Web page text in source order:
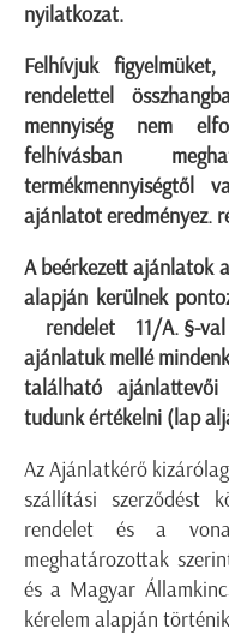
nyilatkozat.
Felhívjuk
rendelettel
mennyiség nem
felhívásban
termékmennyiségtől
ajánlatot eredményez.
A beérkezett ajánlatok
alapján kerülnek
rendelet 11/A. §-
ajánlatuk mellé
található
tudunk értékelni (lap
Az Ajánlatkérő
szállítási
rendelet és a
meghatározottak
és a Magyar
kérelem alapján